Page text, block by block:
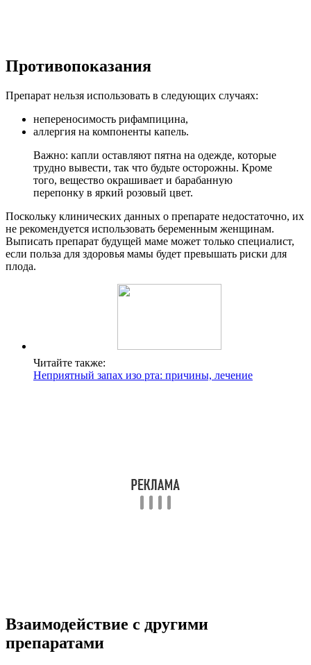
Противопоказания
Препарат нельзя использовать в следующих случаях:
непереносимость рифампицина,
аллергия на компоненты капель.
Важно: капли оставляют пятна на одежде, которые
трудно вывести, так что будьте осторожны. Кроме
того, вещество окрашивает и барабанную
перепонку в яркий розовый цвет.
Поскольку клинических данных о препарате недостаточно, их
не рекомендуется использовать беременным женщинам.
Выписать препарат будущей маме может только специалист,
если польза для здоровья мамы будет превышать риски для
плода.
Читайте также:
Неприятный запах изо рта: причины, лечение
Взаимодействие с другими
препаратами